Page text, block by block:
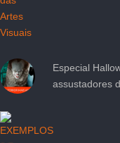
Especial
assustadores